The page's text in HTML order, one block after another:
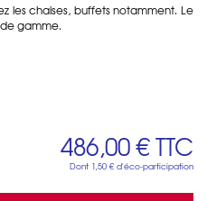
les chaises, buffets notamment. Le
gamme.
486,00 €TTC
Dont 1,50 € d'éco-participation